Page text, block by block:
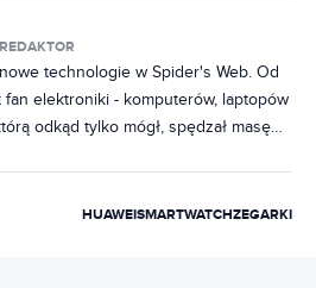
REDAKTOR
technologie w Spider's Web. Od
fan elektroniki - komputerów, laptopów
odkąd tylko mógł, spędzał masę
wszystkim związanym z
HUAWEISMARTWATCHZEGARKI